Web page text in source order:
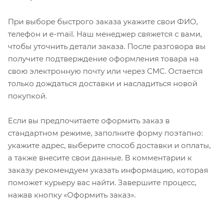
При выборе быстрого заказа укажите свои ФИО,
телефон и e-mail. Наш менеджер свяжется с вами,
чтобы уточнить детали заказа. После разговора вы
получите подтверждение оформления товара на
свою электронную почту или через СМС. Остается
только дождаться доставки и насладиться новой
покупкой.
Если вы предпочитаете оформить заказ в
стандартном режиме, заполните форму поэтапно:
укажите адрес, выберите способ доставки и оплаты,
а также внесите свои данные. В комментарии к
заказу рекомендуем указать информацию, которая
поможет курьеру вас найти. Завершите процесс,
нажав кнопку «Оформить заказ».